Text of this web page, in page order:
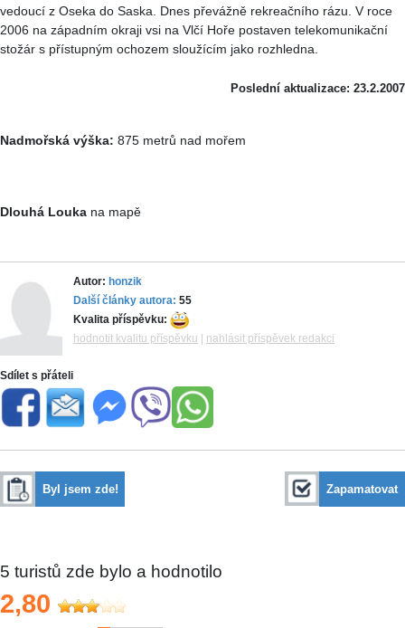
vedoucí z Oseka do Saska. Dnes převážně rekreačního rázu. V roce
2006 na západním okraji vsi na Vlčí Hoře postaven telekomunikační
stožár s přístupným ochozem sloužícím jako rozhledna.
Poslední aktualizace: 23.2.2007
Nadmořská výška: 875 metrů nad mořem
Dlouhá Louka na mapě
Autor: honzik
Další články autora: 55
Kvalita příspěvku:
hodnotit kvalitu příspěvku
nahlásit příspěvek redakci
Sdílet s přáteli
Byl jsem zde! Zapamatovat
5 turistů zde bylo a hodnotilo
2,80